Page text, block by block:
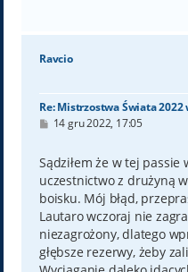
Ravcio
Re: Mistrzostwa Świata 2022
P
t
14 gru 2022, 17:05
Sądziłem że w tej passie
uczestnictwo z drużyną
boisku. Mój błąd,
Lautaro wczoraj nie
niezagrożony, dlatego
głębsze rezerwy, żeby